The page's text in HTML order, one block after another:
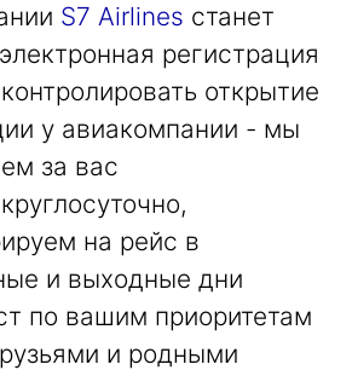
S7 Airlines станет
регистрация
открытие
у авиакомпании - мы
за вас
на рейс в
и выходные дни
по вашим приоритетам
и родными